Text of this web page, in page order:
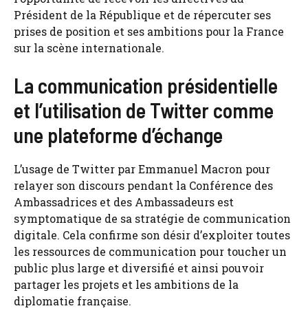
Président de la République et de répercuter ses
prises de position et ses ambitions pour la France
sur la scène internationale.
La communication présidentielle
et l’utilisation de Twitter comme
une plateforme d’échange
L’usage de Twitter par Emmanuel Macron pour
relayer son discours pendant la Conférence des
Ambassadrices et des Ambassadeurs est
symptomatique de sa stratégie de communication
digitale. Cela confirme son désir d’exploiter toutes
les ressources de communication pour toucher un
public plus large et diversifié et ainsi pouvoir
partager les projets et les ambitions de la
diplomatie française.